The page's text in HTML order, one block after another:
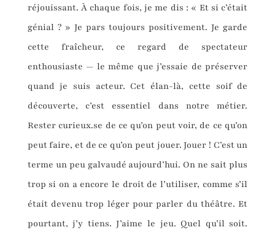
réjouissant. À chaque fois, je me dis : « Et si c’était
génial ? » Je pars toujours positivement. Je garde
cette fraîcheur, ce regard de spectateur
enthousiaste — le même que j’essaie de préserver
quand je suis acteur. Cet élan-là, cette soif de
découverte, c’est essentiel dans notre métier.
Rester curieux.se de ce qu’on peut voir, de ce qu’on
peut faire, et de ce qu’on peut jouer. Jouer ! C’est un
terme un peu galvaudé aujourd’hui. On ne sait plus
trop si on a encore le droit de l’utiliser, comme s’il
était devenu trop léger pour parler du théâtre. Et
pourtant, j’y tiens. J’aime le jeu. Quel qu’il soit.